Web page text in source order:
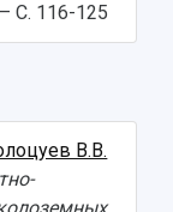
С. 116-125
В.В.